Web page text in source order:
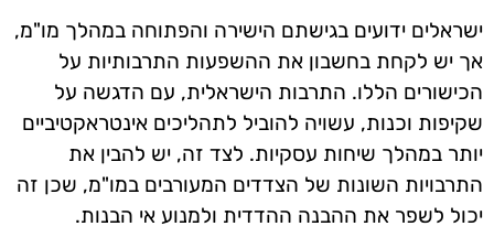
ישראלים ידועים בגישתם הישירה והפתוחה במהלך מו"מ,
אך יש לקחת בחשבון את ההשפעות התרבותיות על
הכישורים הללו. התרבות הישראלית, עם הדגשה על
שקיפות וכנות, עשויה להוביל לתהליכים אינטראקטיביים
יותר במהלך שיחות עסקיות. לצד זה, יש להבין את
התרבויות השונות של הצדדים המעורבים במו"מ, שכן זה
יכול לשפר את ההבנה ההדדית ולמנוע אי הבנות.